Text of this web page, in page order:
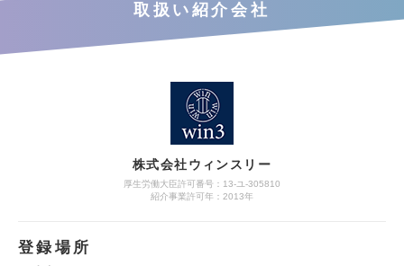
取扱い紹介会社
株式会社ウィンスリー
厚生労働大臣許可番号：13-ユ-305810
紹介事業許可年：2013年
登録場所